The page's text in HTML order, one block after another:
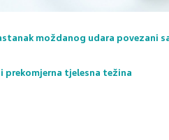
moždanog udara povezani
prekomjerna tjelesna težina